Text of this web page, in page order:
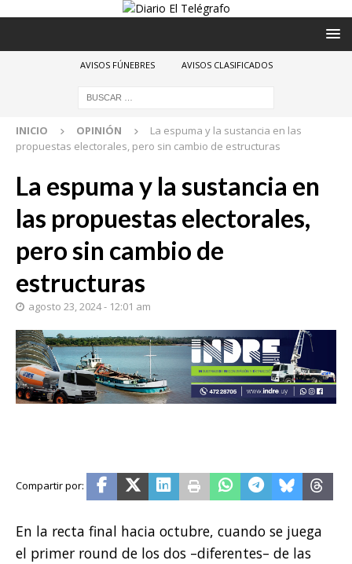
AVISOS FÚNEBRES AVISOS CLASIFICADOS
INICIO OPINIÓN
La espuma y la sustancia en las
propuestas electorales, pero sin cambio de estructuras
La espuma y la sustancia en
las propuestas electorales,
pero sin cambio de
estructuras
agosto 23, 2024 - 12:01 am
En la recta final hacia octubre, cuando se juega
el primer round de los dos –diferentes– de las